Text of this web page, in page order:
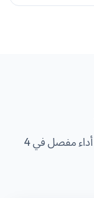
من اختبار تشخيصي مجاني إلى تقرير أداء مفصل في 4